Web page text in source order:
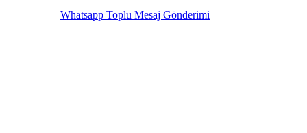
Whatsapp Toplu Mesaj Gönderimi